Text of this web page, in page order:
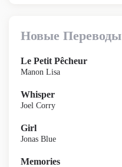
Новые Переводы
Le Petit Pêcheur
Manon Lisa
Whisper
Joel Corry
Girl
Jonas Blue
Memories